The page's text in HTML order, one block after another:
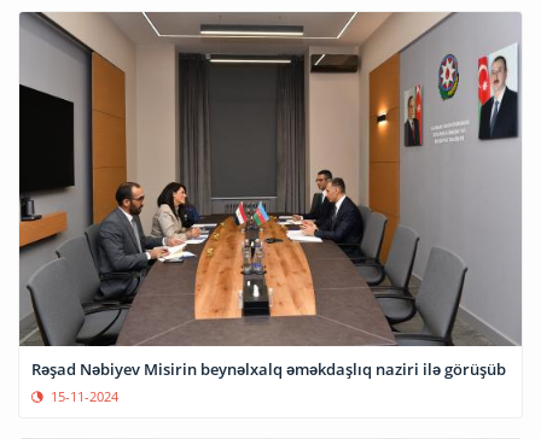
Rəşad Nəbiyev Misirin beynəlxalq əməkdaşlıq naziri ilə görüşüb
15-11-2024